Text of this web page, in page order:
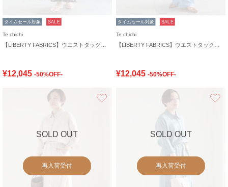
タイムセール対象 SALE
Te chichi
¥12,045 -50%OFF-
タイムセール対象 SALE
Te chichi
¥12,045 -50%OFF-
SOLD OUT
再入荷受付
SOLD OUT
再入荷受付